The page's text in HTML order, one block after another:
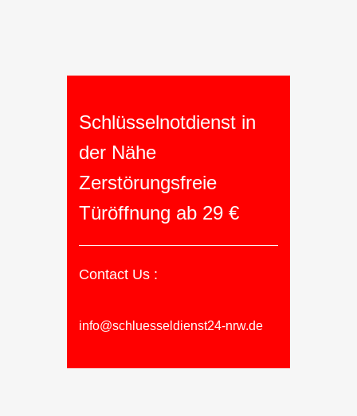
Schlüsselnotdienst in
der Nähe
Zerstörungsfreie
Türöffnung ab 29 €
Contact Us :
info@schluesseldienst24-nrw.de